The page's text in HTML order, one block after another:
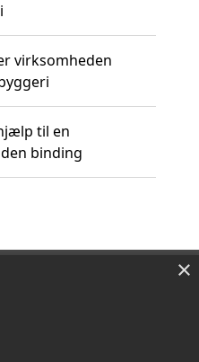
virksomheden
til en
binding
×